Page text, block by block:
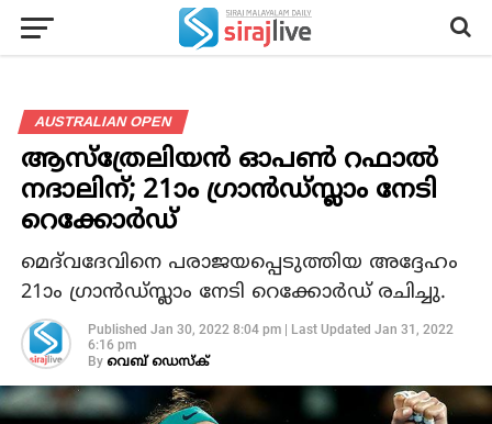
AUSTRALIAN OPEN
ആസ്‌ത്രേലിയന്‍ ഓപണ്‍ റഫാല്‍
നദാലിന്; 21ാം ഗ്രാന്‍ഡ്സ്ലാം നേടി
റെക്കോര്‍ഡ്
മെദ്‌വദേവിനെ പരാജയപ്പെടുത്തിയ അദ്ദേഹം
21ാം ഗ്രാന്‍ഡ്സ്ലാം നേടി റെക്കോര്‍ഡ് രചിച്ചു.
Published Jan 30, 2022 8:04 pm| Last Updated Jan 31, 2022
6:16 pm
By വെബ് ഡെസ്‌ക്